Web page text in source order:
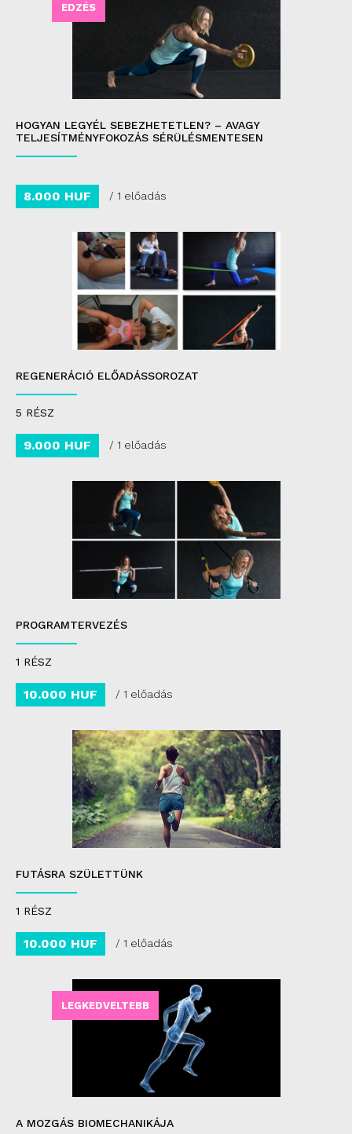
EDZÉS
HOGYAN LEGYÉL SEBEZHETETLEN? – AVAGY
TELJESÍTMÉNYFOKOZÁS SÉRÜLÉSMENTESEN
8.000 HUF / 1 előadás
REGENERÁCIÓ ELŐADÁSSOROZAT
5 RÉSZ
9.000 HUF / 1 előadás
PROGRAMTERVEZÉS
1 RÉSZ
10.000 HUF / 1 előadás
FUTÁSRA SZÜLETTÜNK
1 RÉSZ
10.000 HUF / 1 előadás
LEGKEDVELTEBB
A MOZGÁS BIOMECHANIKÁJA